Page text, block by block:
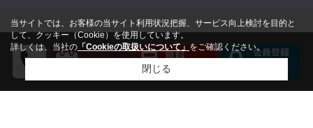
当サイトでは、お客様の当サイト利用状況把握、サービス向上検討を目的と
して、クッキー（Cookie）を使用しています。
詳しくは、当社の 「Cookieの取扱いについて」 をご確認ください。
閉じる